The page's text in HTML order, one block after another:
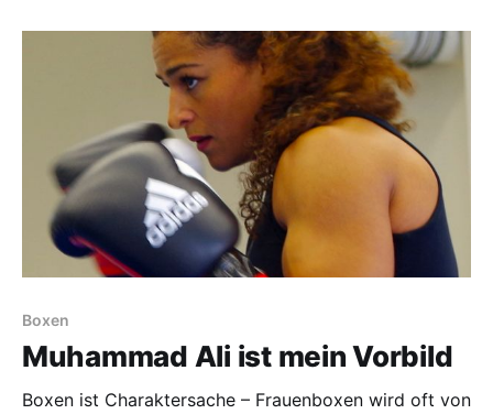
Boxen
Muhammad Ali ist mein Vorbild
Boxen ist Charaktersache – Frauenboxen wird oft von